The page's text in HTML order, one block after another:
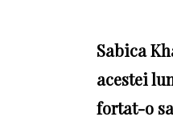
Sabica
acestei
fortat-o